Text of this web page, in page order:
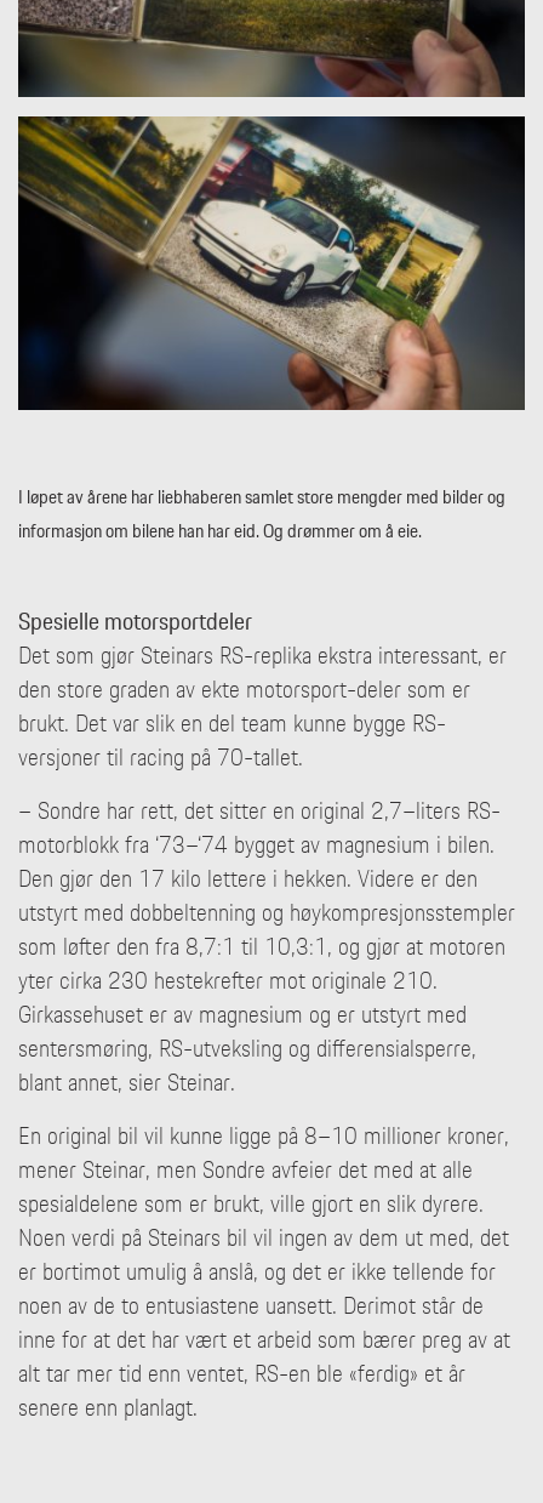
I løpet av årene har liebhaberen samlet store mengder med bilder og
informasjon om bilene han har eid. Og drømmer om å eie.
Spesielle motorsportdeler
Det som gjør Steinars RS-replika ekstra interessant, er
den store graden av ekte motorsport-deler som er
brukt. Det var slik en del team kunne bygge RS-
versjoner til racing på 70-tallet.
– Sondre har rett, det sitter en original 2,7–liters RS-
motorblokk fra ‘73–‘74 bygget av magnesium i bilen.
Den gjør den 17 kilo lettere i hekken. Videre er den
utstyrt med dobbeltenning og høykompresjonsstempler
som løfter den fra 8,7:1 til 10,3:1, og gjør at motoren
yter cirka 230 hestekrefter mot originale 210.
Girkassehuset er av magnesium og er utstyrt med
sentersmøring, RS-utveksling og differensialsperre,
blant annet, sier Steinar.
En original bil vil kunne ligge på 8–10 millioner kroner,
mener Steinar, men Sondre avfeier det med at alle
spesialdelene som er brukt, ville gjort en slik dyrere.
Noen verdi på Steinars bil vil ingen av dem ut med, det
er bortimot umulig å anslå, og det er ikke tellende for
noen av de to entusiastene uansett. Derimot står de
inne for at det har vært et arbeid som bærer preg av at
alt tar mer tid enn ventet, RS-en ble «ferdig» et år
senere enn planlagt.